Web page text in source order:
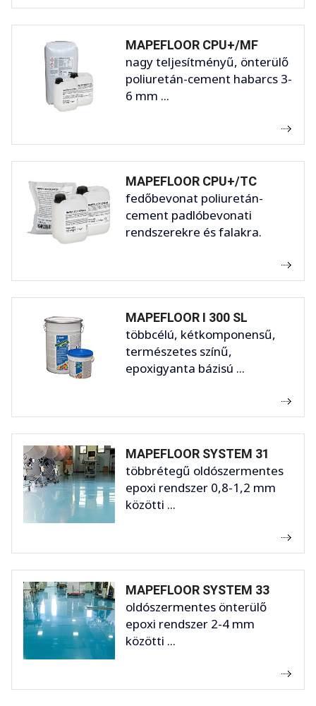
MAPEFLOOR CPU+/MF
nagy teljesítményű, önterülő
poliuretán-cement habarcs 3-
6 mm ...
MAPEFLOOR CPU+/TC
fedőbevonat poliuretán-
cement padlóbevonati
rendszerekre és falakra.
MAPEFLOOR I 300 SL
többcélú, kétkomponensű,
természetes színű,
epoxigyanta bázisú ...
MAPEFLOOR SYSTEM 31
többrétegű oldószermentes
epoxi rendszer 0,8-1,2 mm
közötti ...
MAPEFLOOR SYSTEM 33
oldószermentes önterülő
epoxi rendszer 2-4 mm
közötti ...